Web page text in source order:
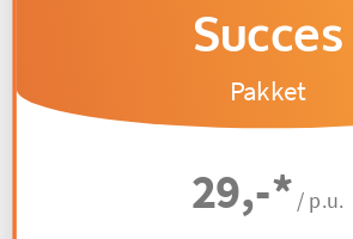
Succes
Pakket
29,-* / p.u.